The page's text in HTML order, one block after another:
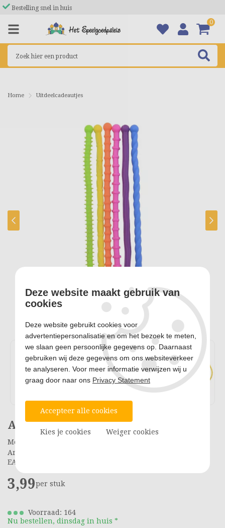
Bestelling snel in huis
0
Home Uitdeelcadeautjes
Anti Stress Fidget Twisters - 6st.
Merk: Johntoy
Artikelnummer: 2520970
EAN: 8711866246489
3,99per stuk
Voorraad: 164
Nu bestellen, dinsdag in huis *
Deze website maakt gebruik van
cookies
Deze website gebruikt cookies voor
advertentiepersonalisatie en om het bezoek te meten,
we slaan geen persoonlijke gegevens op. Daarnaast
gebruiken wij deze gegevens om ons websiteverkeer
te analyseren. Voor meer informatie verwijzen wij u
graag door naar ons Privacy Statement
Accepteer alle cookies
Kies je cookies Weiger cookies